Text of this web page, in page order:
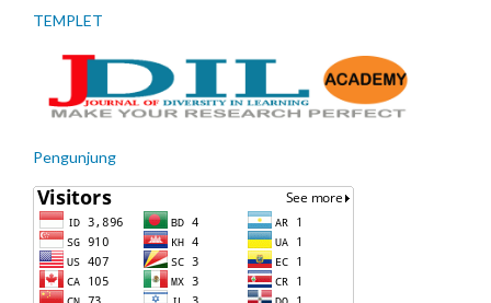
TEMPLET
Pengunjung